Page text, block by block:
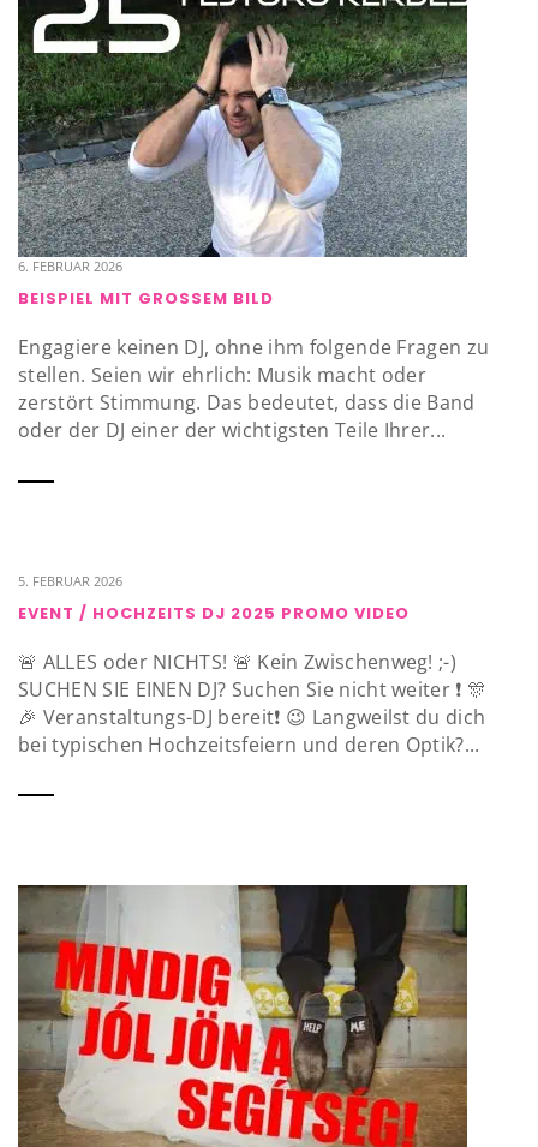
6. FEBRUAR 2026
BEISPIEL MIT GROSSEM BILD
Engagiere keinen DJ, ohne ihm folgende Fragen zu
stellen. Seien wir ehrlich: Musik macht oder
zerstört Stimmung. Das bedeutet, dass die Band
oder der DJ einer der wichtigsten Teile Ihrer...
5. FEBRUAR 2026
EVENT / HOCHZEITS DJ 2025 PROMO VIDEO
🚨 ALLES oder NICHTS! 🚨 Kein Zwischenweg! ;-)
SUCHEN SIE EINEN DJ? Suchen Sie nicht weiter ❗️ 🎊
🎉 Veranstaltungs-DJ bereit❗️ 😉 Langweilst du dich
bei typischen Hochzeitsfeiern und deren Optik?...